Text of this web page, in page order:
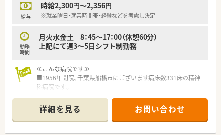
勤務等、ご希望をまずはお聞かせください！
■大手法人ならではの多彩な福利厚生制度がございます！
遇制度が受けることが可能◎
■急性期から回復期、在宅医療と幅広く学べる環境があります。
給与
時給2,300円～2,356円
※就業曜日・就業時間帯・経験などを考慮し決定
勤務
時間
月火水金土 8：45～17：00（休憩60分）
上記にて週3～5日シフト制勤務
≪こんな病院です≫
■1956年開院、千葉県船橋市にございます病床数331床の精神
科病院です。
り組んでいます
■新京成・前原駅より徒歩圏内！JR津田沼からバスも出ており、
ご通勤しやすい立地です。
詳細を見る お問い合わせ